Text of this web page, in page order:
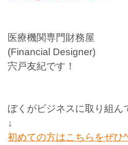
医療機関専門財務屋
(Financial Designer)
宍戸友紀です！
ぼくがビジネスに取り組ん
↓
初めての方はこちらをぜひ